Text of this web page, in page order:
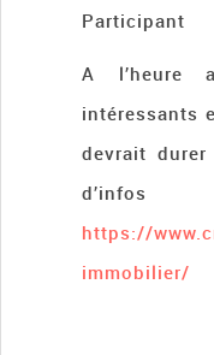
Participant
A l’heure
intéressants
devrait
https://
immobilier/